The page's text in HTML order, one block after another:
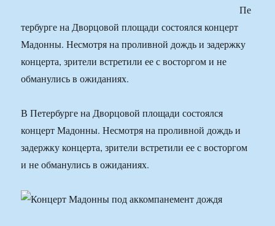
Пе
тербурге на Дворцовой площади состоялся концерт
Мадонны. Несмотря на проливной дождь и задержку
концерта, зрители встретили ее с восторгом и не
обманулись в ожиданиях.
В Петербурге на Дворцовой площади состоялся
концерт Мадонны. Несмотря на проливной дождь и
задержку концерта, зрители встретили ее с восторгом
и не обманулись в ожиданиях.